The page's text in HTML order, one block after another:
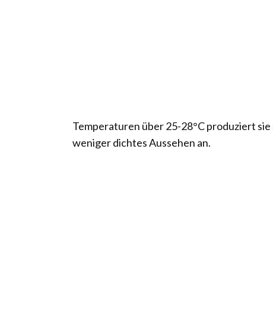
Temperaturen über 25-28°C produziert
weniger dichtes Aussehen an.